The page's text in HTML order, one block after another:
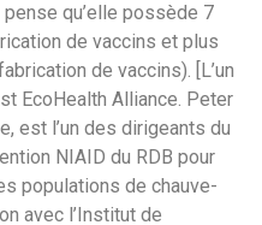
qu’elle possède 7
de vaccins et plus
de vaccins). [L’un
EcoHealth Alliance. Peter
est l’un des dirigeants du
NIAID du RDB pour
populations de chauve-
avec l’Institut de